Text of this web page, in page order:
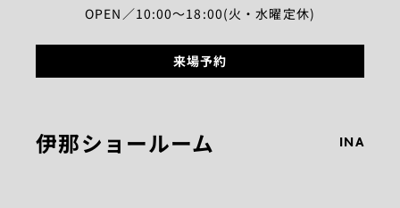
OPEN／10:00～18:00(火・水曜定休)
来場予約
伊那ショールーム INA